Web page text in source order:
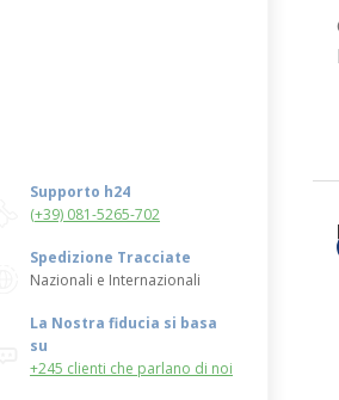
Supporto h24
(+39) 081-5265-702
Spedizione Tracciate
Nazionali e Internazionali
La Nostra fiducia si basa
su
+245 clienti che parlano di noi